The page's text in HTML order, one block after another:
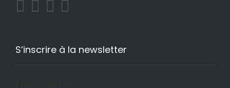
S’inscrire à la newsletter